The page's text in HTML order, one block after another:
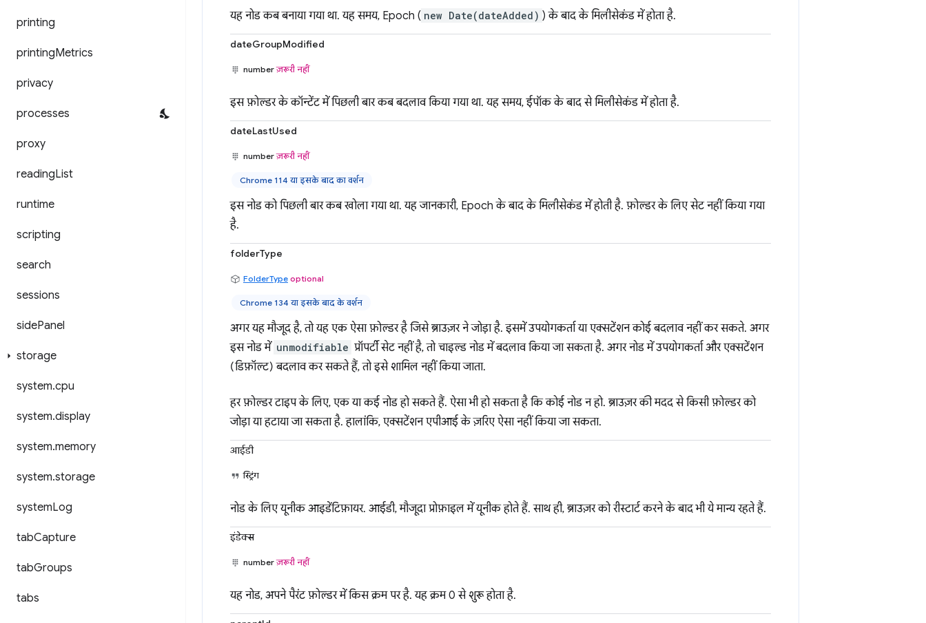
printing
printingMetrics
privacy
processes
proxy
readingList
runtime
scripting
search
sessions
sidePanel
storage
system.cpu
system.display
system.memory
system.storage
systemLog
tabCapture
tabGroups
tabs
यह नोड कब बनाया गया था. यह समय, Epoch ( new Date(dateAdded) ) के बाद के मिलीसेकंड में होता है.
dateGroupModified
numberज़रूरी नहीं
इस फ़ोल्डर के कॉन्टेंट में पिछली बार कब बदलाव किया गया था. यह समय, ईपॉक के बाद से मिलीसेकंड में होता है.
dateLastUsed
numberज़रूरी नहीं
Chrome 114 या इसके बाद का वर्शन
इस नोड को पिछली बार कब खोला गया था. यह जानकारी, Epoch के बाद के मिलीसेकंड में होती है. फ़ोल्डर के लिए सेट नहीं किया गया
है.
folderType
FolderType optional
Chrome 134 या इसके बाद के वर्शन
अगर यह मौजूद है, तो यह एक ऐसा फ़ोल्डर है जिसे ब्राउज़र ने जोड़ा है. इसमें उपयोगकर्ता या एक्सटेंशन कोई बदलाव नहीं कर सकते. अगर
इस नोड में unmodifiable प्रॉपर्टी सेट नहीं है, तो चाइल्ड नोड में बदलाव किया जा सकता है. अगर नोड में उपयोगकर्ता और एक्सटेंशन
(डिफ़ॉल्ट) बदलाव कर सकते हैं, तो इसे शामिल नहीं किया जाता.
हर फ़ोल्डर टाइप के लिए, एक या कई नोड हो सकते हैं. ऐसा भी हो सकता है कि कोई नोड न हो. ब्राउज़र की मदद से किसी फ़ोल्डर को
जोड़ा या हटाया जा सकता है. हालांकि, एक्सटेंशन एपीआई के ज़रिए ऐसा नहीं किया जा सकता.
आईडी
स्ट्रिंग
नोड के लिए यूनीक आइडेंटिफ़ायर. आईडी, मौजूदा प्रोफ़ाइल में यूनीक होते हैं. साथ ही, ब्राउज़र को रीस्टार्ट करने के बाद भी ये मान्य रहते हैं.
इंडेक्स
numberज़रूरी नहीं
यह नोड, अपने पैरंट फ़ोल्डर में किस क्रम पर है. यह क्रम 0 से शुरू होता है.